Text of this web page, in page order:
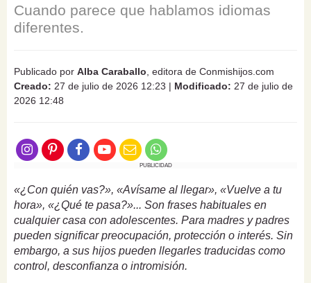
Cuando parece que hablamos idiomas
diferentes.
Publicado por Alba Caraballo , editora de Conmishijos.com
Creado: 27 de julio de 2026 12:23 | Modificado: 27 de julio de
2026 12:48
PUBLICIDAD
«¿Con quién vas?», «Avísame al llegar», «Vuelve a tu
hora», «¿Qué te pasa?»... Son frases habituales en
cualquier casa con adolescentes. Para madres y padres
pueden significar preocupación, protección o interés. Sin
embargo, a sus hijos pueden llegarles traducidas como
control, desconfianza o intromisión.